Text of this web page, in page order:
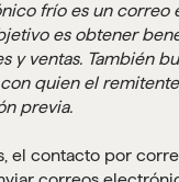
frío es un correo
es obtener
y ventas. También
quien el
previa.
el contacto por